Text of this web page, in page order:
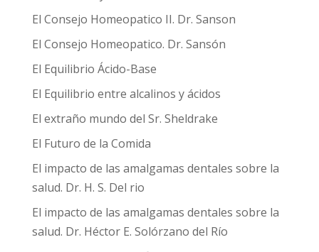
El Consejo Homeopatico II. Dr. Sanson
El Consejo Homeopatico. Dr. Sansón
El Equilibrio Ácido-Base
El Equilibrio entre alcalinos y ácidos
El extraño mundo del Sr. Sheldrake
El Futuro de la Comida
El impacto de las amalgamas dentales sobre la
salud. Dr. H. S. Del rio
El impacto de las amalgamas dentales sobre la
salud. Dr. Héctor E. Solórzano del Río